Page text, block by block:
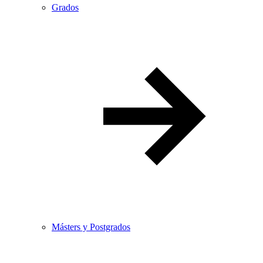
Grados
Másters y Postgrados